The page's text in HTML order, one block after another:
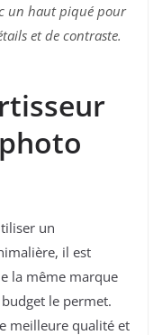
un haut piqué pour
et de contraste.
un
il est
la même marque
le permet.
meilleure qualité et